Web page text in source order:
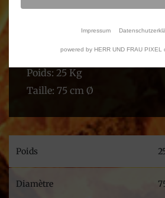
Les braseros sont en fonte
intérieur émailé, alors facile à
Poids: 25 Kg
Taille: 75 cm Ø
Poids
Diamètre
Impressum
powered by HERR UND FRAU PIXEL